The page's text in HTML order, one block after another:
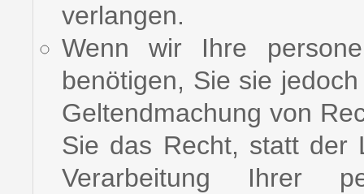
verlangen.
Wenn wir Ihre
benötigen, Sie sie
Geltendmachung von
Sie das Recht, statt der
Verarbeitung Ihrer